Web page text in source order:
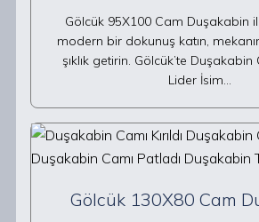
Gölcük 95X100 Cam Duşakabin
modern bir dokunuş katın,
şıklık getirin. Gölcük’te
Lider İsim…
Gölcük 130X80 Cam